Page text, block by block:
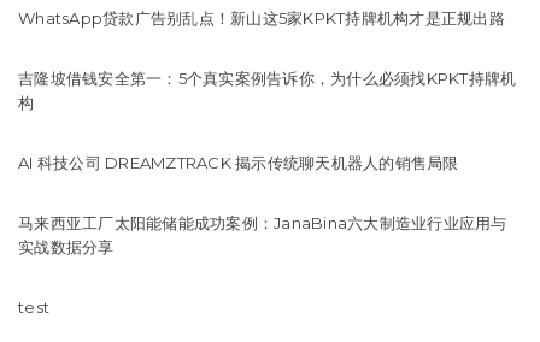
WhatsApp贷款广告别乱点！新山这5家KPKT持牌机构才是正规出路
吉隆坡借钱安全第一：5个真实案例告诉你，为什么必须找KPKT持牌机
构
AI 科技公司 DREAMZTRACK 揭示传统聊天机器人的销售局限
马来西亚工厂太阳能储能成功案例：JanaBina六大制造业行业应用与
实战数据分享
test